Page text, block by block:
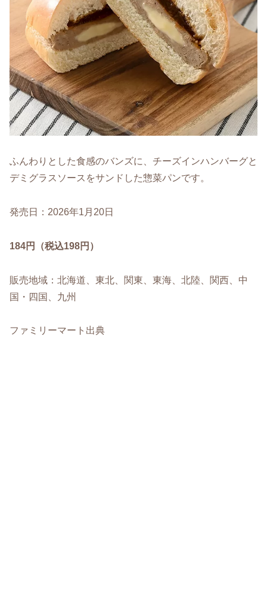
ふんわりとした食感のバンズに、チーズインハンバーグと
デミグラスソースをサンドした惣菜パンです。
発売日：2026年1月20日
184円（税込198円）
販売地域：北海道、東北、関東、東海、北陸、関西、中
国・四国、九州
ファミリーマート出典